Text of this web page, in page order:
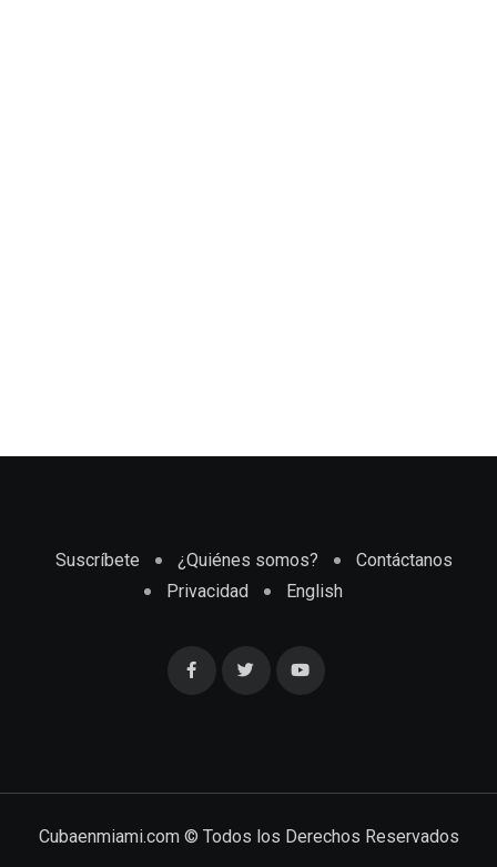
Suscríbete ¿Quiénes somos?
Contáctanos
Privacidad
English
Cubaenmiami.com © Todos los Derechos Reservados